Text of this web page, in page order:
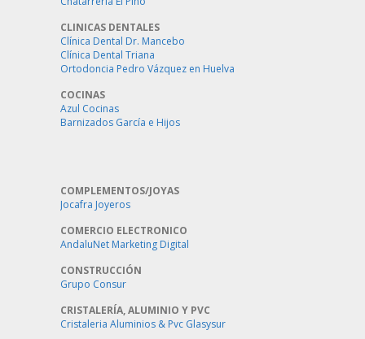
CLINICAS DENTALES
Clínica Dental Dr. Mancebo
Clínica Dental Triana
Ortodoncia Pedro Vázquez en Huelva
COCINAS
Azul Cocinas
Barnizados García e Hijos
COMPLEMENTOS/JOYAS
Jocafra Joyeros
COMERCIO ELECTRONICO
AndaluNet Marketing Digital
CONSTRUCCIÓN
Grupo Consur
CRISTALERÍA, ALUMINIO Y PVC
Cristaleria Aluminios & Pvc Glasysur